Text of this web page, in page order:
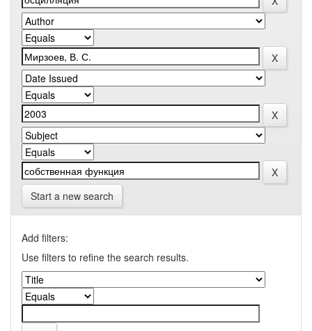
Start a new search
Add filters:
Use filters to refine the search results.